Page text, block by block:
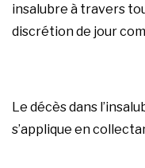
insalubre à travers
discrétion de jour
Le décès dans
s’applique en